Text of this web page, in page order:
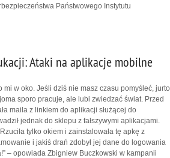
Państwowego Instytutu
Ataki na aplikacje mobilne
mi w oko. Jeśli dziś nie masz czasu pomyśleć, jurto
sporo pracuje, ale lubi zwiedzać świat. Przed
maila z linkiem do aplikacji służącej do
jednak do sklepu z fałszywymi aplikacjami.
tylko okiem i zainstalowała tę apkę z
i jakiś drań zdobył jej dane do logowania
– opowiada Zbigniew Buczkowski w kampanii